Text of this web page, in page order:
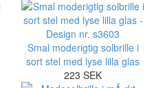
Smal moderigtig solbrille i
sort stel med lyse lilla glas
223 SEK